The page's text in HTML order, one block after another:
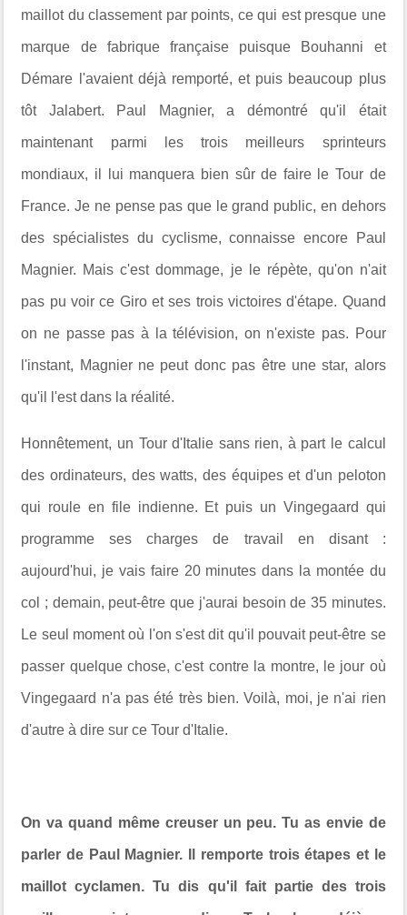
maillot du classement par points, ce qui est presque une
marque de fabrique française puisque Bouhanni et
Démare l'avaient déjà remporté, et puis beaucoup plus
tôt Jalabert. Paul Magnier, a démontré qu'il était
maintenant parmi les trois meilleurs sprinteurs
mondiaux, il lui manquera bien sûr de faire le Tour de
France. Je ne pense pas que le grand public, en dehors
des spécialistes du cyclisme, connaisse encore Paul
Magnier. Mais c'est dommage, je le répète, qu'on n'ait
pas pu voir ce Giro et ses trois victoires d'étape. Quand
on ne passe pas à la télévision, on n'existe pas. Pour
l'instant, Magnier ne peut donc pas être une star, alors
qu'il l'est dans la réalité.
Honnêtement, un Tour d'Italie sans rien, à part le calcul
des ordinateurs, des watts, des équipes et d'un peloton
qui roule en file indienne. Et puis un Vingegaard qui
programme ses charges de travail en disant :
aujourd'hui, je vais faire 20 minutes dans la montée du
col ; demain, peut-être que j'aurai besoin de 35 minutes.
Le seul moment où l'on s'est dit qu'il pouvait peut-être se
passer quelque chose, c'est contre la montre, le jour où
Vingegaard n'a pas été très bien. Voilà, moi, je n'ai rien
d'autre à dire sur ce Tour d'Italie.
On va quand même creuser un peu. Tu as envie de
parler de Paul Magnier. Il remporte trois étapes et le
maillot cyclamen. Tu dis qu'il fait partie des trois